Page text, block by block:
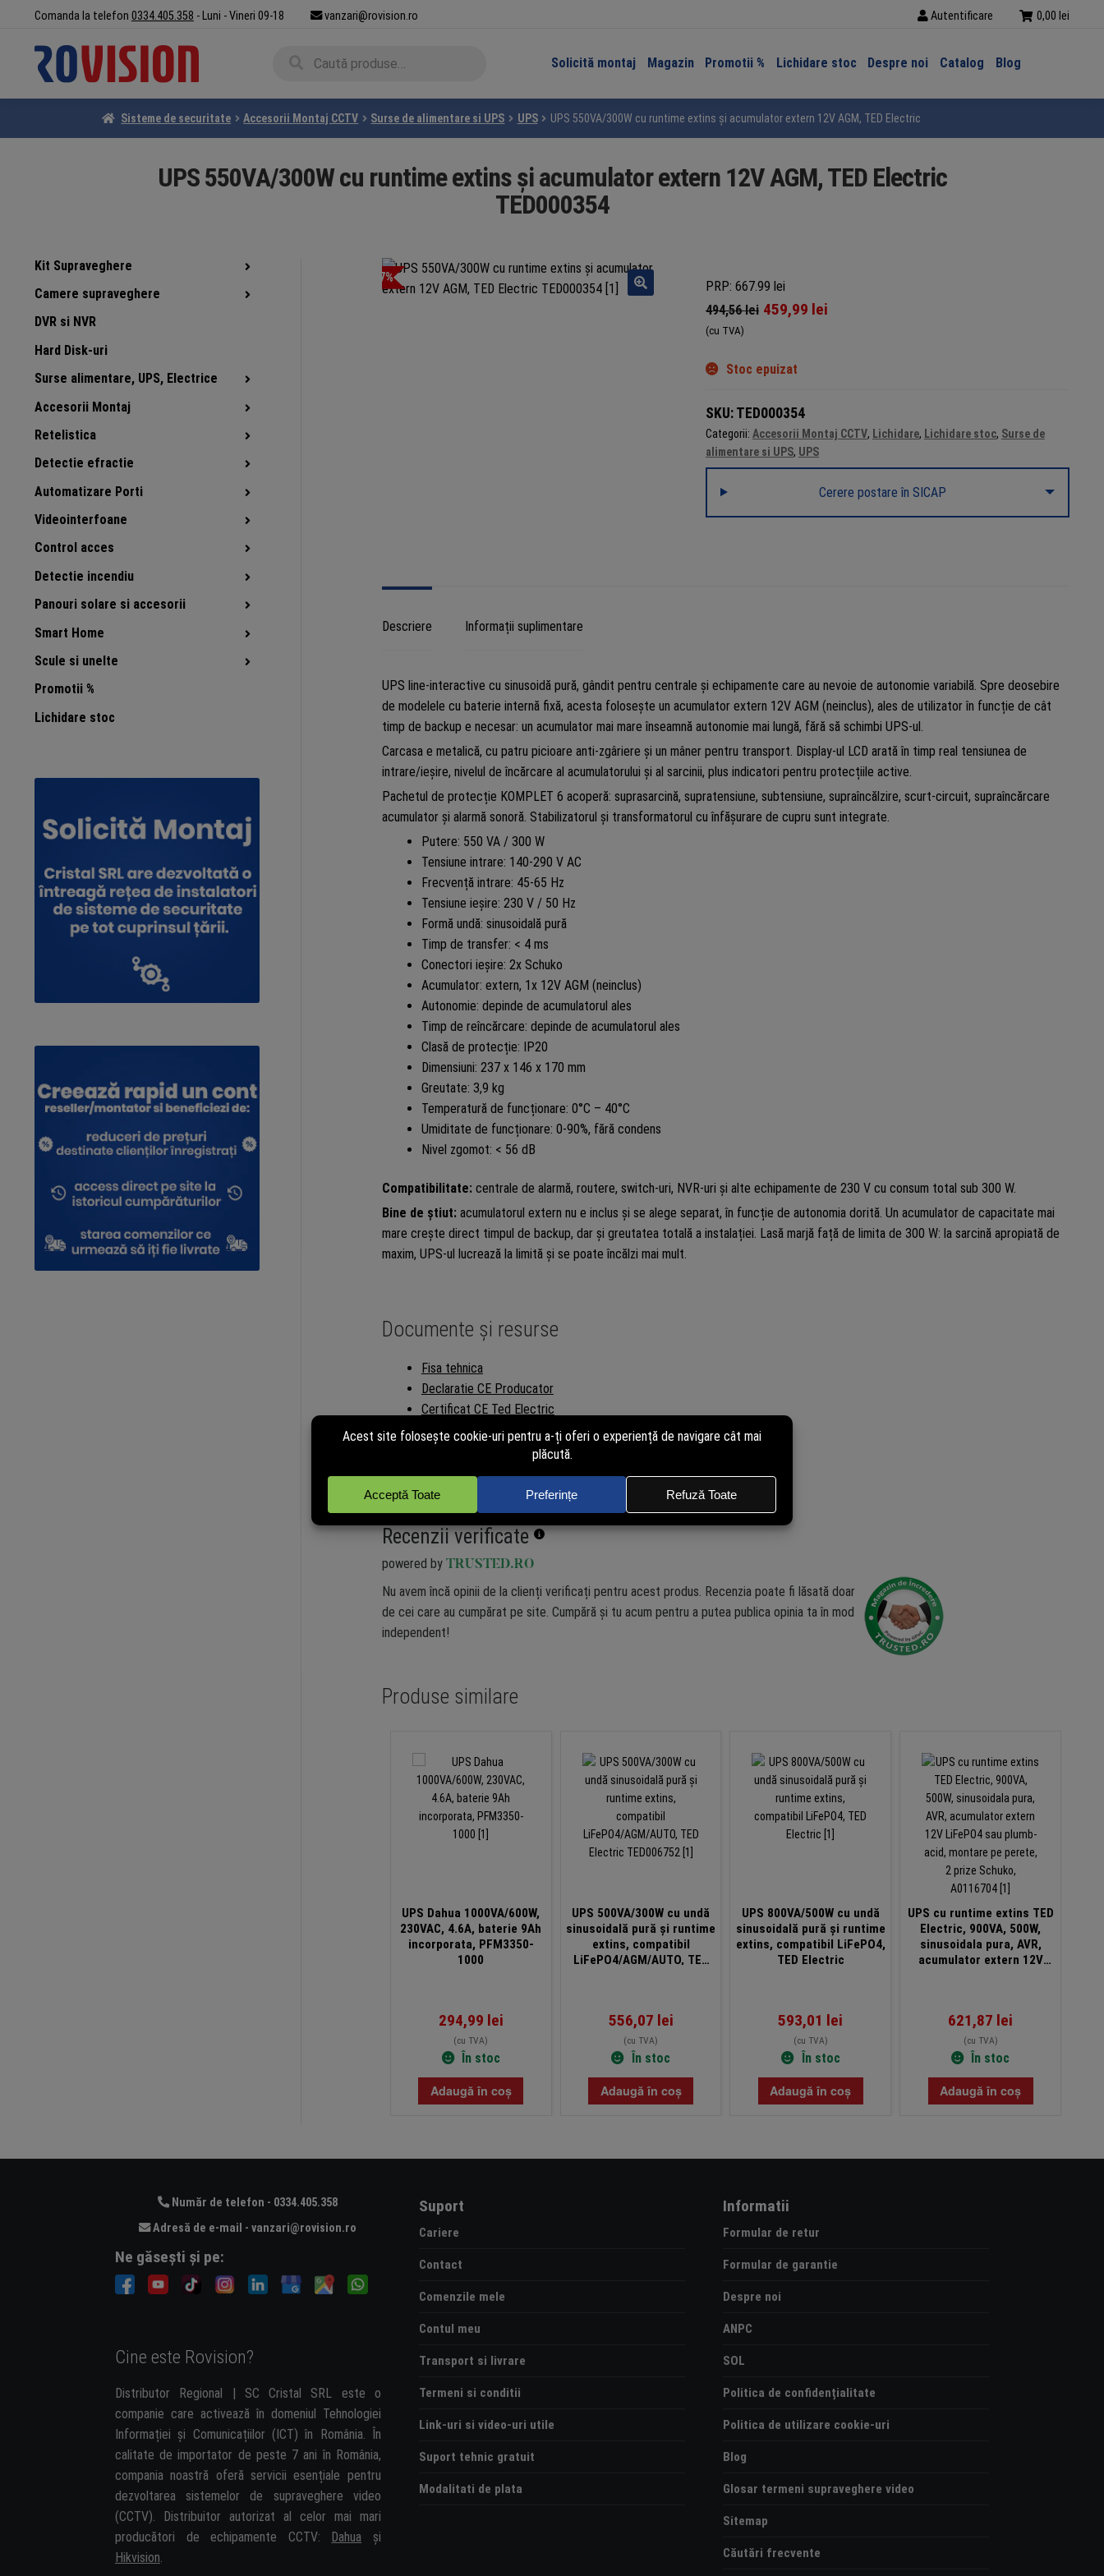
navigare
conținut
Comanda la telefon 0334.405.358 - Luni - Vineri 09-18 vanzari@rovision.ro Autentificare 0,00 lei
Solicită montaj Magazin Promotii % Lichidare stoc Despre noi Catalog Blog
Sisteme de securitate Accesorii Montaj CCTV Surse de alimentare si UPS UPS UPS 550VA/300W cu runtime extins și acumulator extern 12V AGM, TED Electric TED000354
UPS 550VA/300W cu runtime extins și acumulator extern 12V AGM, TED Electric
TED000354
-7%
PRP: 667.99 lei
494,56lei 459,99 lei
(cu TVA)
Stoc epuizat
SKU: TED000354
Categorii: Accesorii Montaj CCTV, Lichidare, Lichidare stoc, Surse de
alimentare si UPS, UPS
Cerere postare în SICAP
Descriere Informații suplimentare
UPS line-interactive cu sinusoidă pură, gândit pentru centrale și echipamente care au nevoie de autonomie variabilă. Spre deosebire
de modelele cu baterie internă fixă, acesta folosește un acumulator extern 12V AGM (neinclus), ales de utilizator în funcție de cât
timp de backup e necesar: un acumulator mai mare înseamnă autonomie mai lungă, fără să schimbi UPS-ul.
Carcasa e metalică, cu patru picioare anti-zgâriere și un mâner pentru transport. Display-ul LCD arată în timp real tensiunea de
intrare/ieșire, nivelul de încărcare al acumulatorului și al sarcinii, plus indicatori pentru protecțiile active.
Pachetul de protecție KOMPLET 6 acoperă: suprasarcină, supratensiune, subtensiune, supraîncălzire, scurt-circuit, supraîncărcare
acumulator și alarmă sonoră. Stabilizatorul și transformatorul cu înfășurare de cupru sunt integrate.
Putere: 550 VA / 300 W
Tensiune intrare: 140-290 V AC
Frecvență intrare: 45-65 Hz
Tensiune ieșire: 230 V / 50 Hz
Formă undă: sinusoidală pură
Timp de transfer: < 4 ms
Conectori ieșire: 2x Schuko
Acumulator: extern, 1x 12V AGM (neinclus)
Autonomie: depinde de acumulatorul ales
Timp de reîncărcare: depinde de acumulatorul ales
Clasă de protecție: IP20
Dimensiuni: 237 x 146 x 170 mm
Greutate: 3,9 kg
Temperatură de funcționare: 0°C – 40°C
Umiditate de funcționare: 0-90%, fără condens
Nivel zgomot: < 56 dB
Compatibilitate:centrale de alarmă, routere, switch-uri, NVR-uri și alte echipamente de 230 V cu consum total sub 300 W.
Bine de știut:acumulatorul extern nu e inclus și se alege separat, în funcție de autonomia dorită. Un acumulator de capacitate mai
mare crește direct timpul de backup, dar și greutatea totală a instalației. Lasă marjă față de limita de 300 W: la sarcină apropiată de
maxim, UPS-ul lucrează la limită și se poate încălzi mai mult.
Documente și resurse
Fisa tehnica
Declaratie CE Producator
Certificat CE Ted Electric
Certificat garantie
Recenzii verificate
powered by TRUSTED.RO
Nu avem încă opinii de la clienți verificați pentru acest produs. Recenzia poate fi lăsată doar
de cei care au cumpărat pe site. Cumpără și tu acum pentru a putea publica opinia ta în mod
independent!
Produse similare
UPS Dahua 1000VA/600W,
230VAC, 4.6A, baterie 9Ah
incorporata, PFM3350-
1000
294,99 lei
(cu TVA)
În stoc
Adaugă în coș
UPS 500VA/300W cu undă
sinusoidală pură și runtime
extins, compatibil
LiFePO4/AGM/AUTO, TED
556,07 lei
(cu TVA)
În stoc
Adaugă în coș
UPS 800VA/500W cu undă
sinusoidală pură și runtime
extins, compatibil LiFePO4,
TED Electric
593,01 lei
(cu TVA)
În stoc
Adaugă în coș
UPS cu runtime extins TED
Electric, 900VA, 500W,
sinusoidala pura, AVR,
acumulator extern 12V
621,87 lei
(cu TVA)
În stoc
Adaugă în coș
Kit Supraveghere
Camere supraveghere
DVR si NVR
Hard Disk-uri
Surse alimentare, UPS, Electrice
Accesorii Montaj
Retelistica
Detectie efractie
Automatizare Porti
Videointerfoane
Control acces
Detectie incendiu
Panouri solare si accesorii
Smart Home
Scule si unelte
Promotii %
Lichidare stoc
Număr de telefon - 0334.405.358
Adresă de e-mail - vanzari@rovision.ro
Ne găsești și pe:
Cine este Rovision?
Distributor Regional | SC Cristal SRL este o
companie care activează în domeniul Tehnologiei
Informației și Comunicațiilor (ICT) în România. În
calitate de importator de peste 7 ani în România,
compania noastră oferă servicii esențiale pentru
dezvoltarea sistemelor de supraveghere video
(CCTV). Distribuitor autorizat al celor mai mari
producători de echipamente CCTV: Dahua și
Hikvision
Suport
Cariere
Contact
Comenzile mele
Contul meu
Transport si livrare
Termeni si conditii
Link-uri si video-uri utile
Suport tehnic gratuit
Modalitati de plata
Informatii
Formular de retur
Formular de garantie
Despre noi
ANPC
SOL
Politica de confidențialitate
Politica de utilizare cookie-uri
Blog
Glosar termeni supraveghere video
Sitemap
Căutări frecvente